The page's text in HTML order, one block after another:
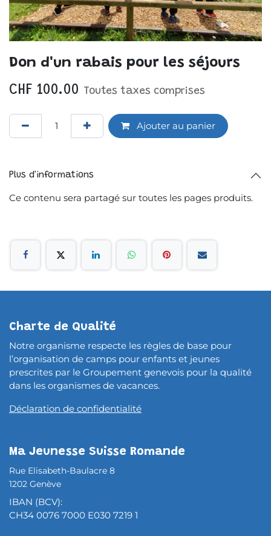
Don d'un rabais pour les séjours
CHF 100.00 Toutes taxes comprises
Ajouter au panier
Plus d'informations
Ce contenu sera partagé sur toutes les pages produits.
Charte de Qualité
Notre organisme respecte les règles de base pour
l’organisation de camps pour enfants et jeunes
prescrites par le Groupement genevois pour la qualité
dans les organismes de vacances.
Déclaration de confidentialité
Ma Jeunesse Suisse Romande
Rue Elisabeth-Baulacre 8
1202 Genève
IBAN (BCV):
CH34 0076 7000 E030 7219 1